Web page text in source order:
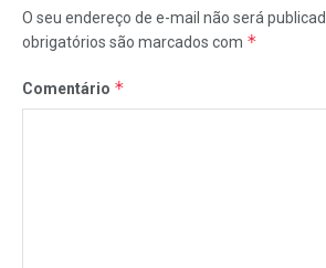
O seu endereço de e-mail não será
obrigatórios são marcados com *
Comentário *